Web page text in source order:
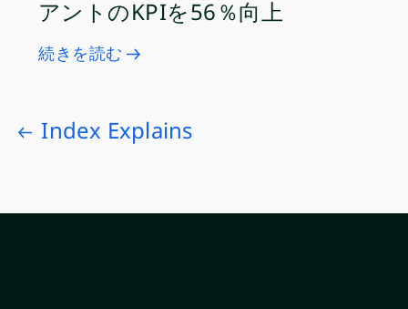
アントのKPIを56％向上
続きを読む
Index Explains